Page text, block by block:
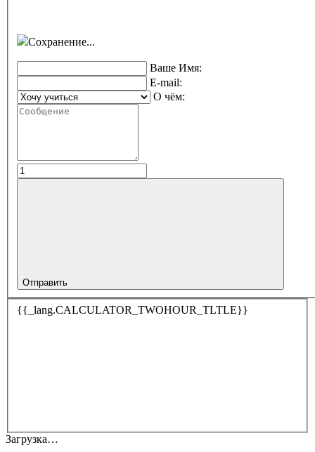
Сохранение...
Ваше Имя:
E-mail:
О чём:
Отправить
{{_lang.CALCULATOR_TWOHOUR_TLTLE}}
Загрузка…